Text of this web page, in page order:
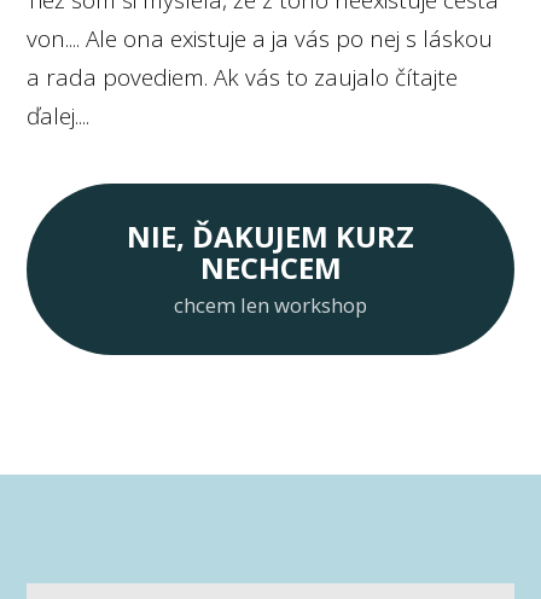
von.... Ale ona existuje a ja vás po nej s láskou
a rada povediem. Ak vás to zaujalo čítajte
ďalej....
NIE, ĎAKUJEM KURZ
NECHCEM
chcem len workshop